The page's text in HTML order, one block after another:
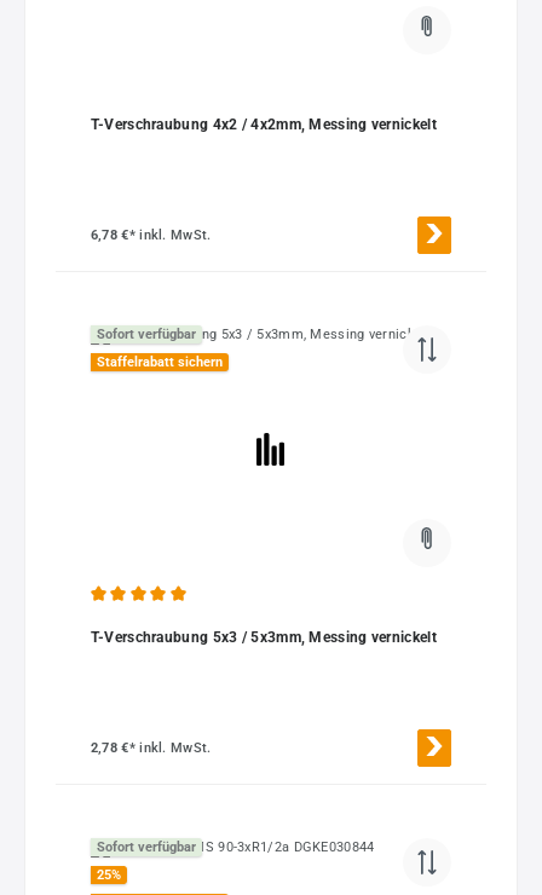
T-Verschraubung 4x2 / 4x2mm, Messing vernickelt
6,78 €*inkl. MwSt.
Sofort verfügbar
Staffelrabatt sichern
T-Verschraubung 5x3 / 5x3mm, Messing vernickelt
2,78 €*inkl. MwSt.
Sofort verfügbar
25%